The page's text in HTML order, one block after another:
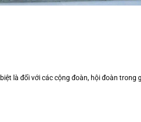
là đối với các cộng đoàn, hội đoàn trong